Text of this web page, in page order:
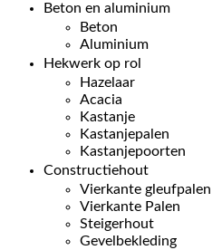
Beton en aluminium
Beton
Aluminium
Hekwerk op rol
Hazelaar
Acacia
Kastanje
Kastanjepalen
Kastanjepoorten
Constructiehout
Vierkante gleufpalen
Vierkante Palen
Steigerhout
Gevelbekleding